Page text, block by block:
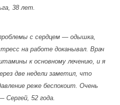
38 лет.
с сердцем — одышка,
на работе доканывал. Врач
к основному лечению, и я
две недели заметил, что
реже беспокоит. Очень
Сергей, 52 года.